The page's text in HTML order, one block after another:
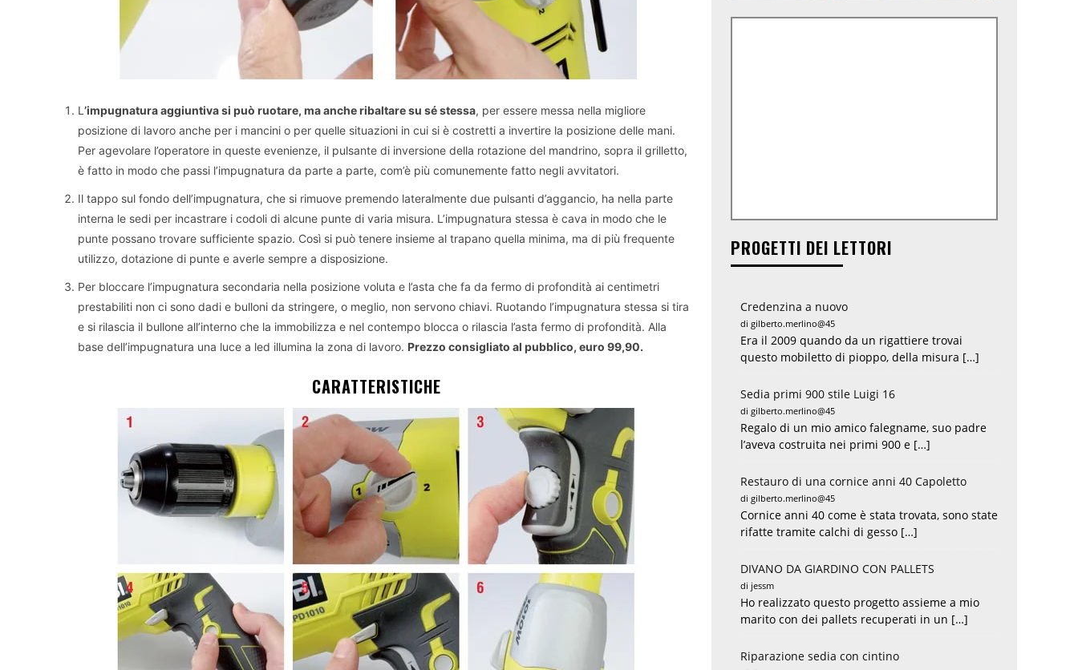
L ’impugnatura aggiuntiva si può ruotare, ma anche ribaltare su sé stessa, per essere messa nella migliore
posizione di lavoro anche per i mancini o per quelle situazioni in cui si è costretti a invertire la posizione delle mani.
Per agevolare l’operatore in queste evenienze, il pulsante di inversione della rotazione del mandrino, sopra il grilletto,
è fatto in modo che passi l’impugnatura da parte a parte, com’è più comunemente fatto negli avvitatori.
Il tappo sul fondo dell’impugnatura, che si rimuove premendo lateralmente due pulsanti d’aggancio, ha nella parte
interna le sedi per incastrare i codoli di alcune punte di varia misura. L’impugnatura stessa è cava in modo che le
punte possano trovare sufficiente spazio. Così si può tenere insieme al trapano quella minima, ma di più frequente
utilizzo, dotazione di punte e averle sempre a disposizione.
Per bloccare l’impugnatura secondaria nella posizione voluta e l’asta che fa da fermo di profondità ai centimetri
prestabiliti non ci sono dadi e bulloni da stringere, o meglio, non servono chiavi. Ruotando l’impugnatura stessa si tira
e si rilascia il bullone all’interno che la immobilizza e nel contempo blocca o rilascia l’asta fermo di profondità. Alla
base dell’impugnatura una luce a led illumina la zona di lavoro. Prezzo consigliato al pubblico, euro 99,90.
CARATTERISTICHE
PROGETTI DEI LETTORI
Credenzina a nuovo
di gilberto.merlino@45
Era il 2009 quando da un rigattiere trovai
questo mobiletto di pioppo, della misura […]
Sedia primi 900 stile Luigi 16
di gilberto.merlino@45
Regalo di un mio amico falegname, suo padre
l’aveva costruita nei primi 900 e […]
Restauro di una cornice anni 40 Capoletto
di gilberto.merlino@45
Cornice anni 40 come è stata trovata, sono state
rifatte tramite calchi di gesso […]
DIVANO DA GIARDINO CON PALLETS
di jessm
Ho realizzato questo progetto assieme a mio
marito con dei pallets recuperati in un […]
Riparazione sedia con cintino